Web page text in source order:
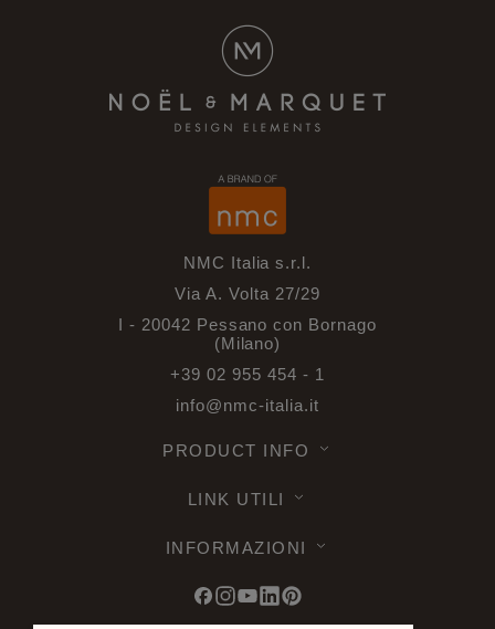
NMC Italia s.r.l.
Via A. Volta 27/29
I - 20042 Pessano con Bornago
(Milano)
+39 02 955 454 - 1
info@nmc-italia.it
PRODUCT INFO
LINK UTILI
INFORMAZIONI